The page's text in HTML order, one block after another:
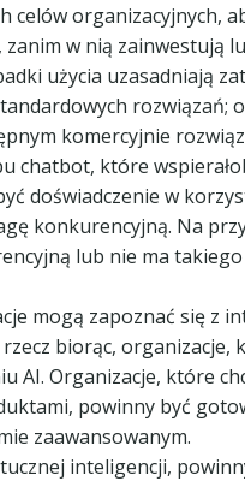
celów organizacyjnych,
w nią zainwestują
użycia uzasadniają
rozwiązań;
komercyjnie
chatbot, które
doświadczenie w
konkurencyjną. Na
lub nie ma
mogą zapoznać się z
biorąc, organizacje,
AI. Organizacje, które
powinny być
zaawansowanym.
inteligencji,